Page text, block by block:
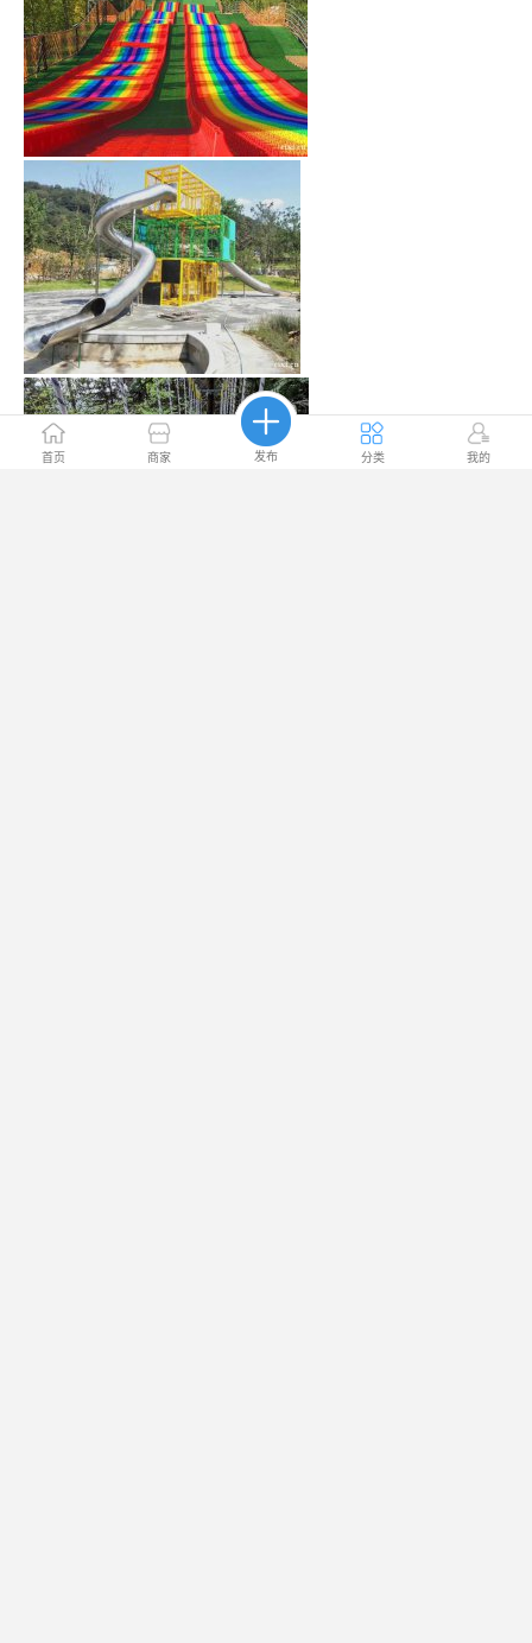
首页 商家 发布 分类 我的